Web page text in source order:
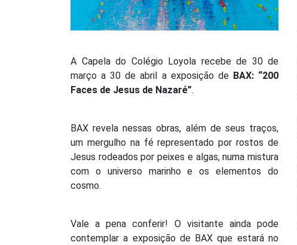
A Capela do Colégio Loyola recebe de 30 de
março a 30 de abril a exposição de BAX: “200
Faces de Jesus de Nazaré”.
BAX revela nessas obras, além de seus traços,
um mergulho na fé representado por rostos de
Jesus rodeados por peixes e algas, numa mistura
com o universo marinho e os elementos do
cosmo.
Vale a pena conferir! O visitante ainda pode
contemplar a exposição de BAX que estará no